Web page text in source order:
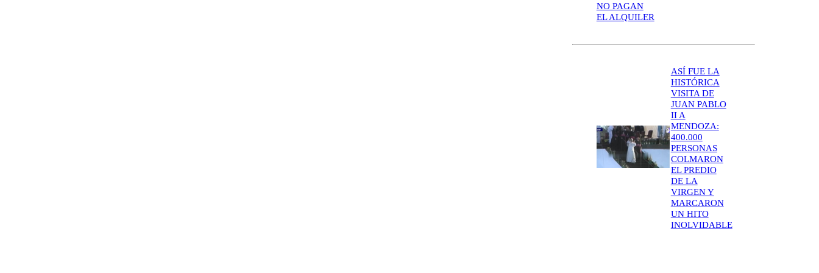
NO PAGAN
EL ALQUILER
ASÍ FUE LA
HISTÓRICA
VISITA DE
JUAN PABLO
II A
MENDOZA:
400.000
PERSONAS
COLMARON
EL PREDIO
DE LA
VIRGEN Y
MARCARON
UN HITO
INOLVIDABLE